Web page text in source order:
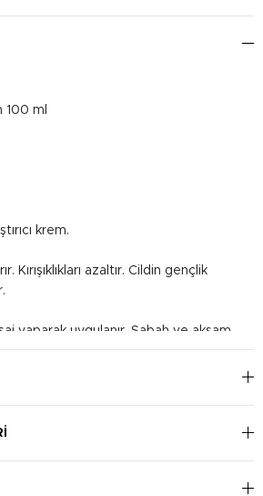
100 ml
krem.
Kırışıklıkları azaltır. Cildin gençlik
yaparak uygulanır. Sabah ve akşam